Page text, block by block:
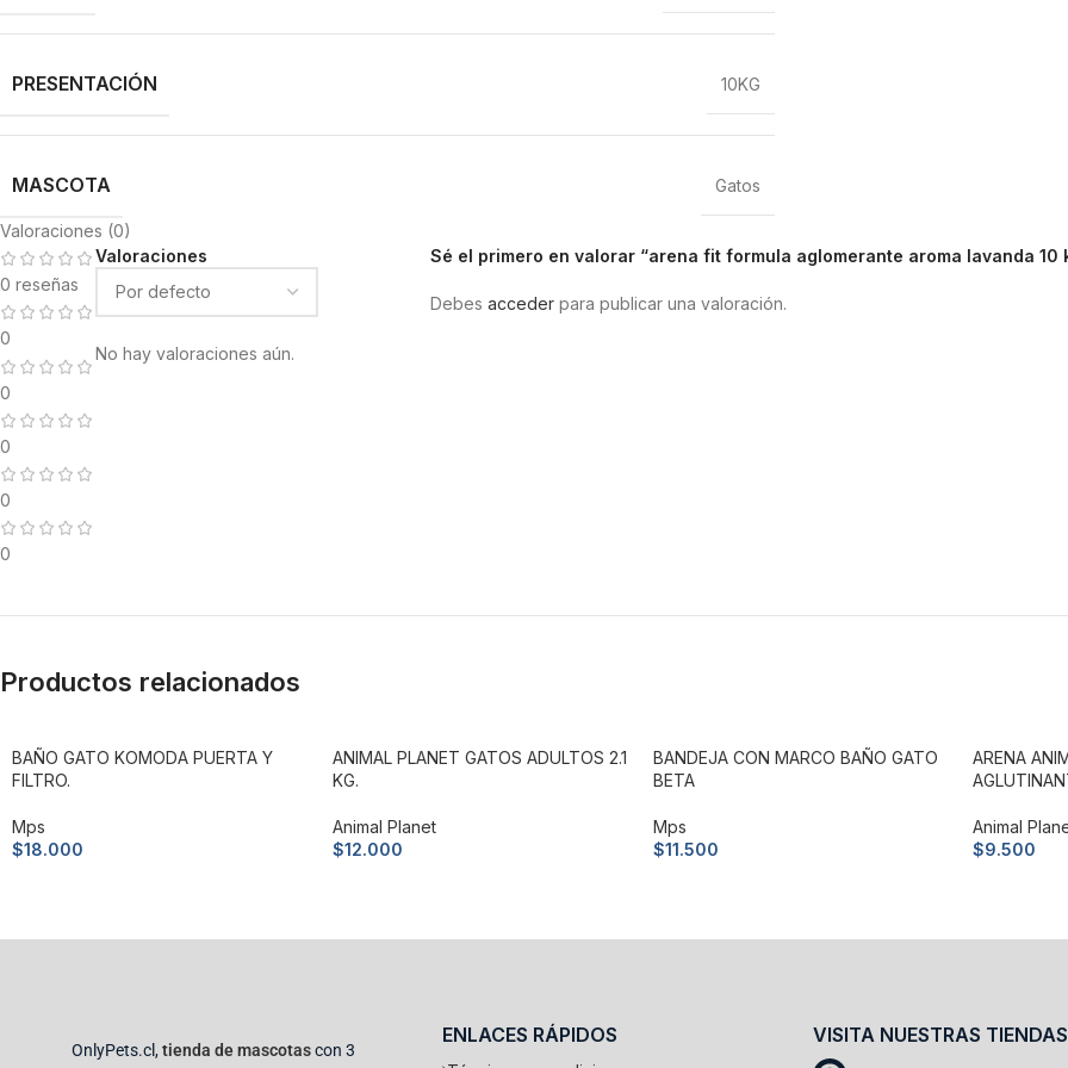
PRESENTACIÓN 10KG
MASCOTA Gatos
Valoraciones (0)
0 reseñas
0
0
0
0
0
Valoraciones
No hay valoraciones aún.
Sé el primero en valorar “arena fit formula aglomerante aroma lavanda 10
Debes acceder para publicar una valoración.
Productos relacionados
BAÑO GATO KOMODA PUERTA Y
FILTRO.
Mps
$18.000
ANIMAL PLANET GATOS ADULTOS 2.1
KG.
Animal Planet
$12.000
BANDEJA CON MARCO BAÑO GATO
BETA
Mps
$11.500
ARENA
Animal
$9.500
OnlyPets.cl,tienda de mascotascon 3
ENLACES RÁPIDOS VISITA NUESTRAS TIENDAS